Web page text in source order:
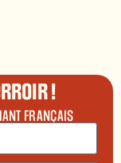
!
FRANÇAIS